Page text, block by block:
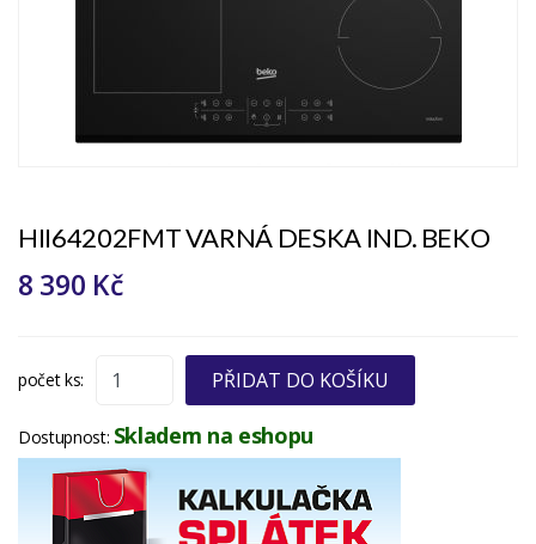
HII64202FMT VARNÁ DESKA IND. BEKO
8 390 Kč
počet ks: PŘIDAT DO KOŠÍKU
Dostupnost: Skladem na eshopu